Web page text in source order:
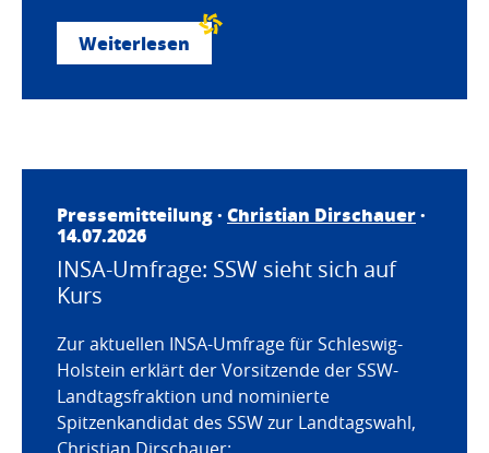
Weiterlesen
Pressemitteilung · Christian Dirschauer·
14.07.2026
INSA-Umfrage: SSW sieht sich auf
Kurs
Zur aktuellen INSA-Umfrage für Schleswig-
Holstein erklärt der Vorsitzende der SSW-
Landtagsfraktion und nominierte
Spitzenkandidat des SSW zur Landtagswahl,